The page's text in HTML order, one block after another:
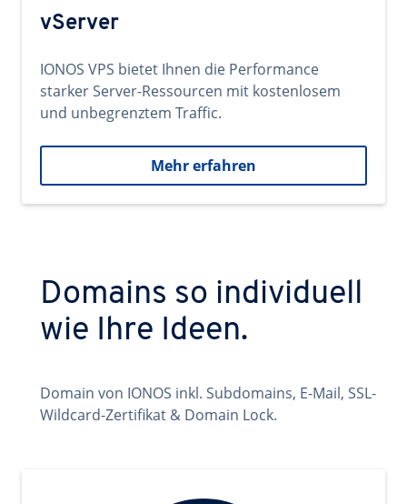
vServer
IONOS VPS bietet Ihnen die Performance
starker Server-Ressourcen mit kostenlosem
und unbegrenztem Traffic.
Mehr erfahren
Domains so individuell
wie Ihre Ideen.
Domain von IONOS inkl. Subdomains, E-Mail, SSL-
Wildcard-Zertifikat & Domain Lock.